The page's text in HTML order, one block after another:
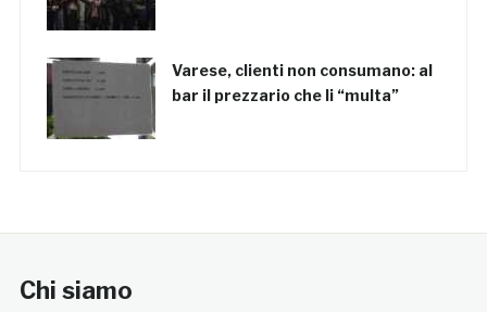
Varese, clienti non consumano: al
bar il prezzario che li “multa”
Chi siamo